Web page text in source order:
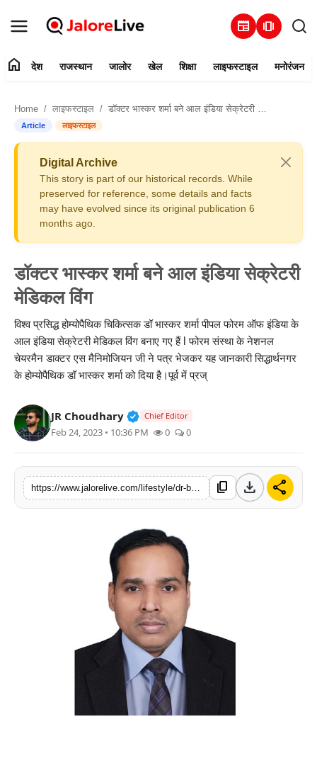
newspaper amp_stories
संपर्क करें
राजस्थान
खेल
शिक्षा
लाइफस्टाइल
मनोरंजन
तकनीक
विशेष
बिज़नेस
home देश राजस्थान जालोर खेल शिक्षा लाइफस्टाइल मनोरंजन
Home लाइफस्टाइल डॉक्टर भास्कर शर्मा बने आल इंडिया सेक्रेटरी मेडिकल विंग
Article लाइफस्टाइल
Digital Archive
This story is part of our historical records. While
preserved for reference, some details and facts
may have evolved since its original publication 6
months ago.
डॉक्टर भास्कर शर्मा बने आल इंडिया सेक्रेटरी
मेडिकल विंग
विश्व प्रसिद्ध होम्योपैथिक चिकित्सक डॉ भास्कर शर्मा पीपल फोरम ऑफ इंडिया के
आल इंडिया सेक्रेटरी मेडिकल विंग बनाए गए हैं l फोरम संस्था के नेशनल
चेयरमैन डाक्टर एस मैनिमोजियन जी ने पत्र भेजकर यह जानकारी सिद्धार्थनगर
के होम्योपैथिक डॉ भास्कर शर्मा को दिया है।पूर्व में प्रज्
JR Choudhary Verified Public Figure • 30 Mar,
Chief Editor
Feb 24, 2023 • 10:36 PM 0 0
content_copy download share